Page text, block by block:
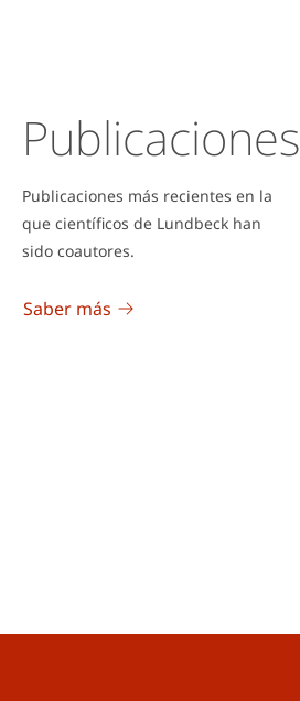
Publicaciones
Publicaciones más recientes en la
que científicos de Lundbeck han
sido coautores.
Saber más